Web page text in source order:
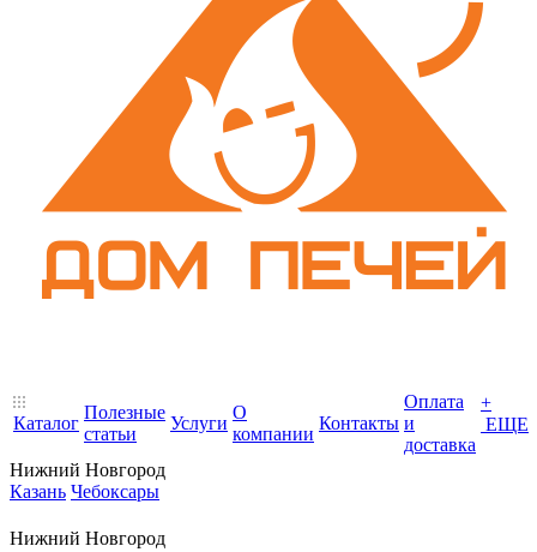
Каталог
Полезные
статьи
Услуги
О
компании
Контакты
Оплата
и
доставка
+
ЕЩЕ
Нижний Новгород
Казань Чебоксары
Нижний Новгород